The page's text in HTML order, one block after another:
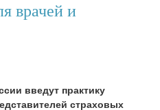
врачей и
введут практику
страховых